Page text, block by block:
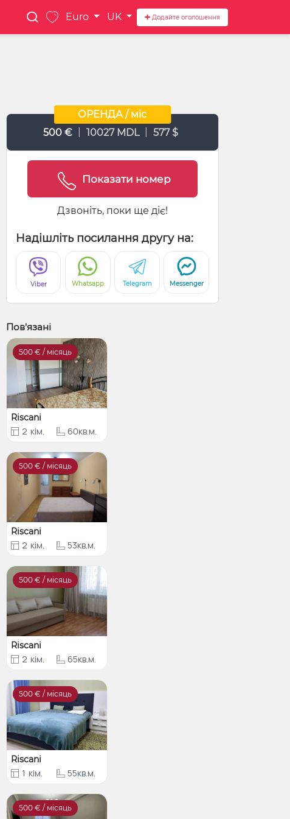
Euro UK Додайте оголошення
ОРЕНДА / міс
500 €
10027 MDL 577 $
Показати номер
Дзвоніть, поки ще діє!
Надішліть посилання другу на:
Viber Whatsapp Telegram Messenger
Пов'язані
500 € / місяць
Riscani
2 кім. 60кв.м.
500 € / місяць
Riscani
2 кім. 53кв.м.
500 € / місяць
Riscani
2 кім. 65кв.м.
500 € / місяць
Riscani
1 кім. 55кв.м.
500 € / місяць